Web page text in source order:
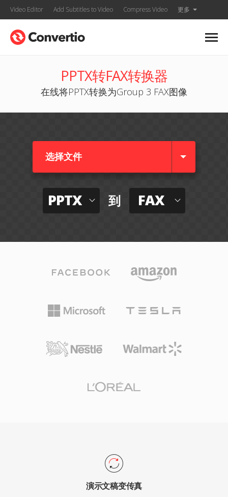
Video Editor Add Subtitles to Video Compress Video 更多
PPTX转FAX转换器
在线将PPTX转换为Group 3 FAX图像
选择文件
PPTX 到 FAX
演示文稿变传真